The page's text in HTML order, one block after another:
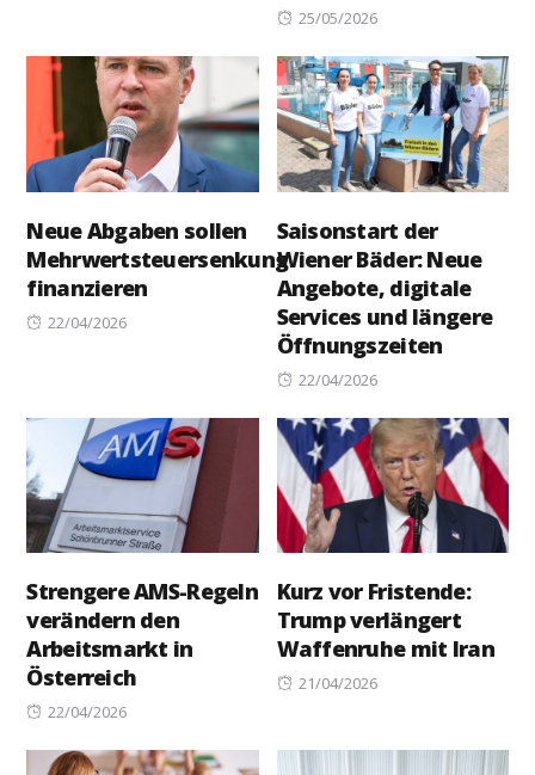
Posted
25/05/2026
Neue Abgaben sollen
Mehrwertsteuersenkung
finanzieren
Posted
22/04/2026
Saisonstart der
Wiener Bäder: Neue
Angebote, digitale
Services und längere
Öffnungszeiten
Posted
22/04/2026
Strengere AMS-Regeln
verändern den
Arbeitsmarkt in
Österreich
Posted
22/04/2026
Kurz vor Fristende:
Trump verlängert
Waffenruhe mit Iran
Posted
21/04/2026